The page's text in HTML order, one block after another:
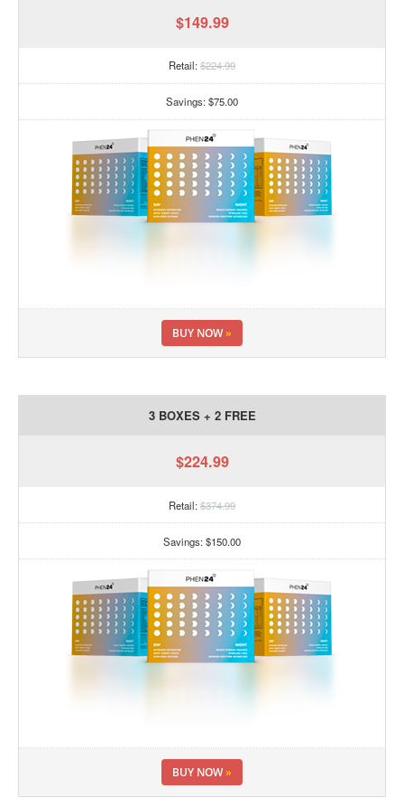
$149.99
Retail:$224.99
Savings: $75.00
BUY NOW»
3 BOXES + 2 FREE
$224.99
Retail:$374.99
Savings: $150.00
BUY NOW»